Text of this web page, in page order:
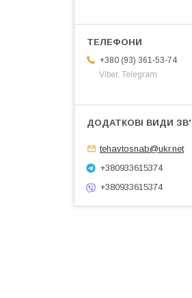
+380 (93) 361-53-74
Viber, Telegram
tehavtosnab@ukr.net
+380933615374
+380933615374